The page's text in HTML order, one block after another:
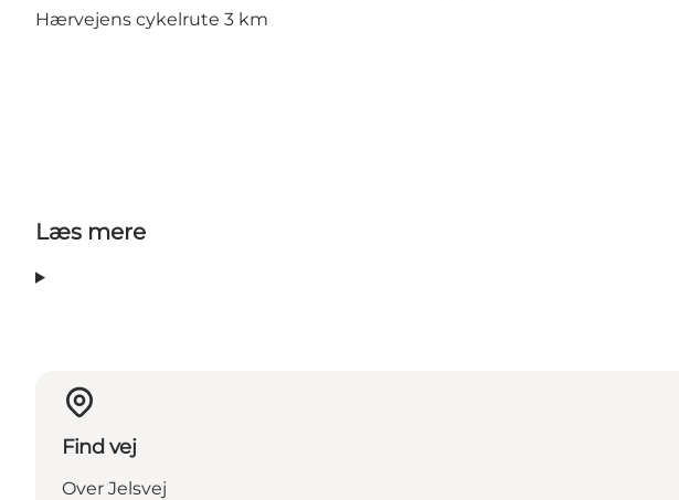
Hærvejens cykelrute 3 km
Læs mere
Find vej
Over Jelsvej